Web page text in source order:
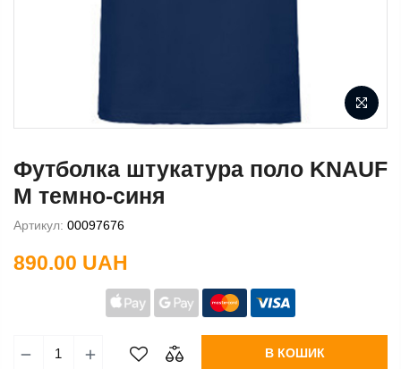
Футболка штукатура поло KNAUF
М темно-синя
Артикул: 00097676
890.00 UAH
В КОШИК